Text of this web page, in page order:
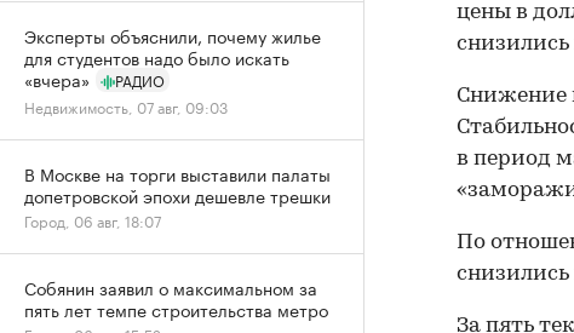
цены в
снизились
Снижение
в период
По
снизились
За пять
Эксперты объяснили, почему жилье
для студентов надо было искать
«вчера»
РАДИО
Недвижимость, 07 авг, 09:03
В Москве на торги выставили палаты
допетровской эпохи дешевле трешки
Город, 06 авг, 18:07
Собянин заявил о максимальном за
пять лет темпе строительства метро